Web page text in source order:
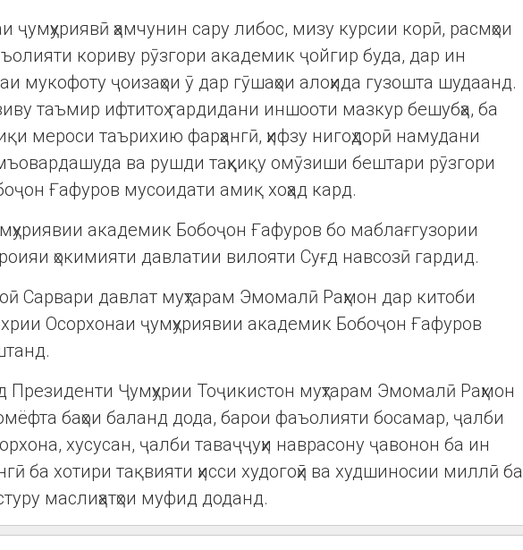
ҷумҳуриявӣ ҳамчунин сару либос, мизу курсии корӣ, расмҳои
кориву рӯзгори академик ҷойгир буда, дар ин
мукофоту ҷоизаҳои ӯ дар гӯшаҳои алоҳида гузошта шудаанд.
таъмир ифтитоҳ гардидани иншооти мазкур бешубҳа, ба
мероси таърихию фарҳангӣ, ҳифзу нигоҳдорӣ намудани
ва рушди таҳқиқу омӯзиши бештари рӯзгори
Ғафуров мусоидати амиқ хоҳад кард.
академик Бобоҷон Ғафуров бо маблағгузории
ҳокимияти давлатии вилояти Суғд навсозӣ гардид.
Сарвари давлат муҳтарам Эмомалӣ Раҳмон дар китоби
Осорхонаи ҷумҳуриявии академик Бобоҷон Ғафуров
Ҷумҳурии Тоҷикистон муҳтарам Эмомалӣ Раҳмон
баҳои баланд дода, барои фаъолияти босамар, ҷалби
хусусан, ҷалби таваҷҷуҳи наврасону ҷавонон ба ин
ба хотири тақвияти ҳисси худогоҳӣ ва худшиносии миллӣ ба
маслиҳатҳои муфид доданд.